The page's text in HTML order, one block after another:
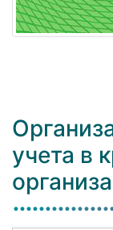
учета в